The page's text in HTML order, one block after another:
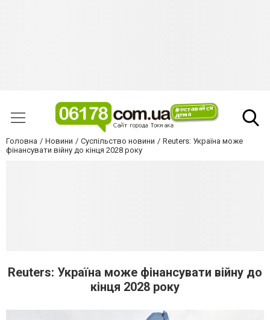
Головна Новини Суспільство новини
Reuters: Україна може
фінансувати війну до кінця 2028 року
Reuters: Україна може фінансувати війну до
кінця 2028 року